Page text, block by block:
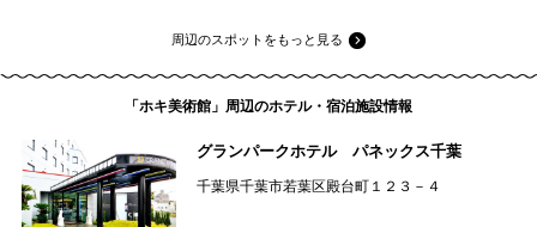
周辺のスポットをもっと見る
「ホキ美術館」周辺のホテル・宿泊施設情報
グランパークホテル パネックス千葉
千葉県千葉市若葉区殿台町１２３－４